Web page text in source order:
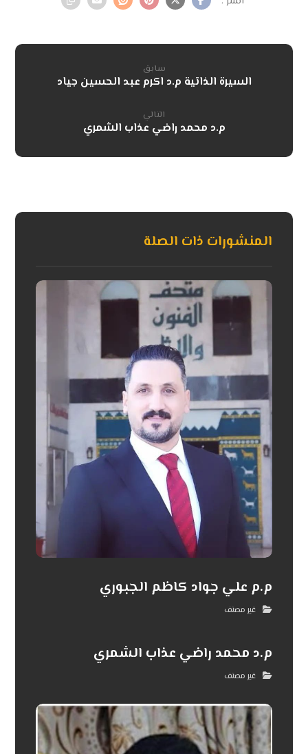
سابق
السيرة الذاتية م.د اكرم عبد الحسين جياد
التالي
م.د محمد راضي عذاب الشمري
المنشورات ذات الصلة
م.م علي جواد كاظم الجبوري
غير مصنف
م.د محمد راضي عذاب الشمري
غير مصنف